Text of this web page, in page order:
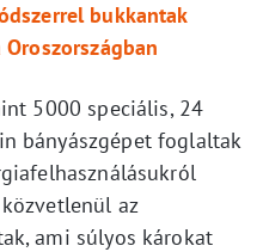
bukkantak
5000 speciális, 24
bányászgépet foglaltak
az
ami súlyos károkat